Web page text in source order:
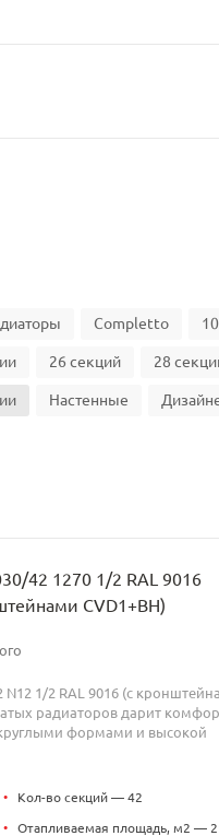
Completto
26 секций 28
Настенные
42 1270 1/2 RAL 9016
CVD1+BH)
1/2 RAL 9016 (с
радиаторов дарит
формами и высокой
• Кол-во секций — 42
• Отапливаемая площадь, м2 —